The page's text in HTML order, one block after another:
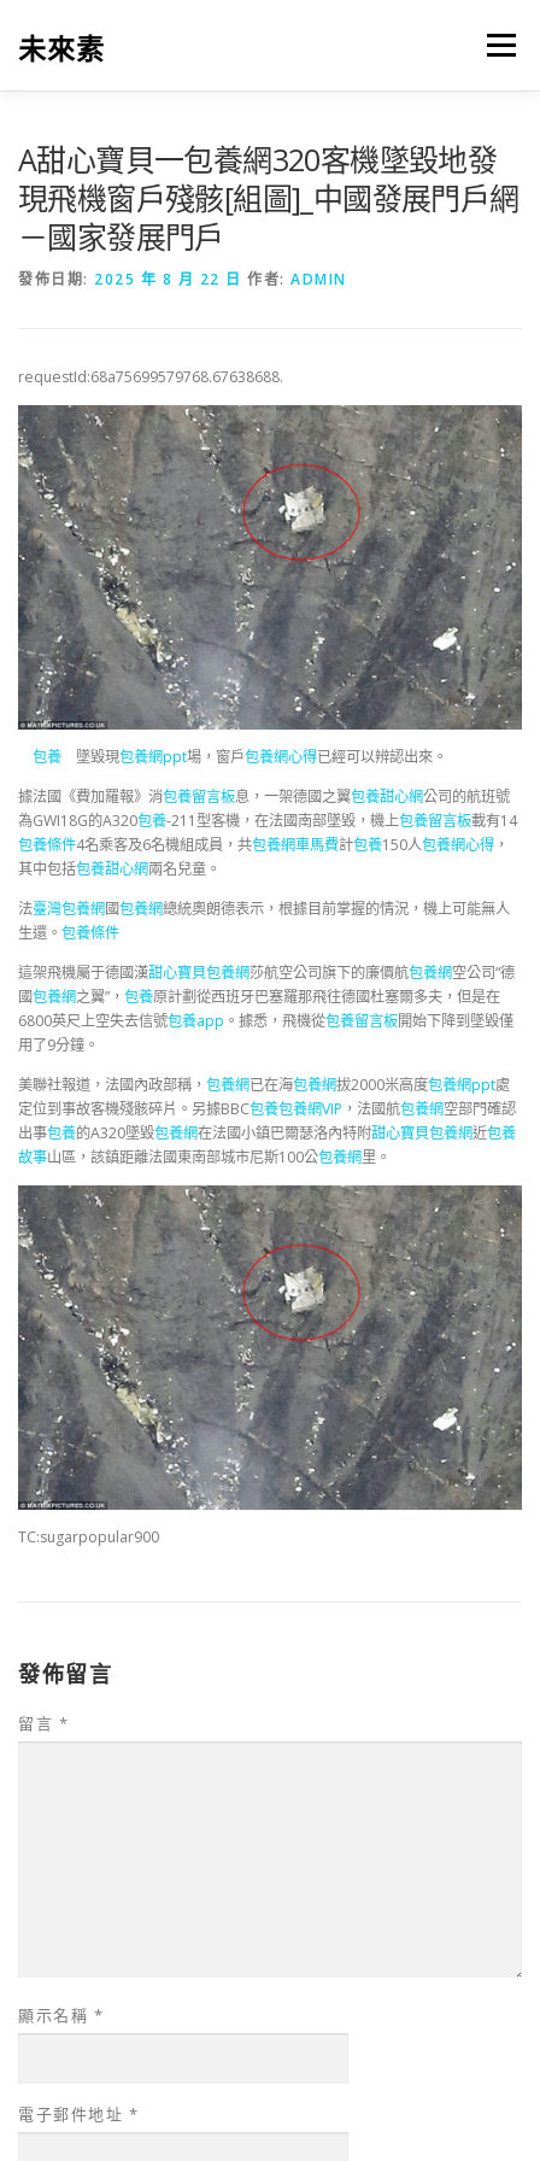
未來素 選單
A甜心寶貝一包養網320客機墜毀地發
現飛機窗戶殘骸[組圖]_中國發展門戶網
－國家發展門戶
發佈日期: 2025 年 8 月 22 日 作者: ADMIN
requestId:68a75699579768.67638688.
包養 墜毀現包養網ppt場，窗戶包養網心得已經可以辨認出來。
據法國《費加羅報》消包養留言板息，一架德國之翼包養甜心網公司的航班號
為GWI18G的A320包養-211型客機，在法國南部墜毀，機上包養留言板載有14
包養條件4名乘客及6名機組成員，共包養網車馬費計包養150人包養網心得 ，
其中包括包養甜心網兩名兒童。
法臺灣包養網國包養網總統奧朗德表示，根據目前掌握的情況，機上可能無人
生還。 包養條件
這架飛機屬于德國漢甜心寶貝包養網莎航空公司旗下的廉價航包養網空公司“德
國包養網之翼”， 包養原計劃從西班牙巴塞羅那飛往德國杜塞爾多夫，但是在
6800英尺上空失去信號包養app 。據悉，飛機從包養留言板開始下降到墜毀僅
用了9分鐘。
美聯社報道，法國內政部稱， 包養網已在海包養網拔2000米高度包養網ppt處
定位到事故客機殘骸碎片。另據BBC包養包養網VIP ，法國航包養網空部門確認
出事包養的A320墜毀包養網在法國小鎮巴爾瑟洛內特附甜心寶貝包養網近包養
故事山區，該鎮距離法國東南部城市尼斯100公包養網里。
TC:sugarpopular900
發佈留言
留言 *
顯示名稱 *
電子郵件地址 *